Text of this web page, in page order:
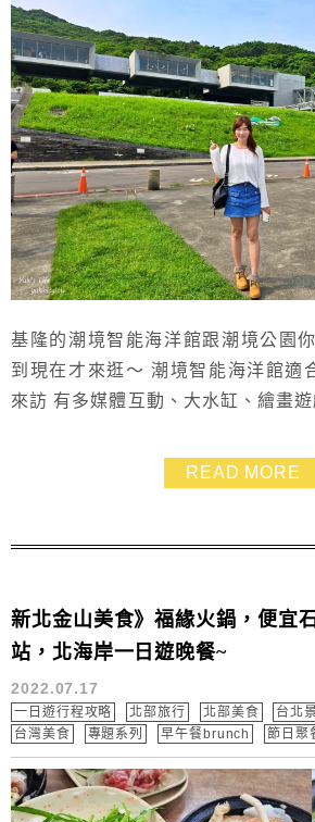
基隆的潮境智能海洋館跟潮境公園
到現在才來逛～ 潮境智能海洋館適
來訪 有多媒體互動、大水缸、繪畫
是潮境公園 那裡則是有浪漫海景搭
鵡螺溜滑梯，也很適合親子走訪散步
READ MORE
新北金山美食》福緣火鍋，便宜
站，北海岸一日遊晚餐~
2022.07.17
一日遊行程攻略 北部旅行 北部美食 台北
台灣美食
專題系列 早午餐brunch 節日聚